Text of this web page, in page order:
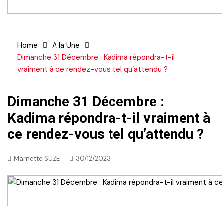
Home
A la Une
Dimanche 31 Décembre : Kadima répondra-t-il
vraiment à ce rendez-vous tel qu’attendu ?
Dimanche 31 Décembre :
Kadima répondra-t-il vraiment à
ce rendez-vous tel qu’attendu ?
Marnette SUZE 30/12/2023